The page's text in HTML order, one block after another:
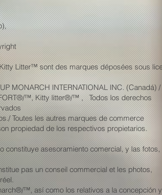
Litter™ sont des marques déposées sous
INTERNATIONAL INC. (Canadá) /
™, Kitty litter®/™ , Todos los derechos
Toutes les autres marques de commerce
propiedad de los respectivos propietarios.
constituye asesoramiento comercial, y las fotos,
pas un conseil commercial et les photos,
™, así como los relativos a la concepción